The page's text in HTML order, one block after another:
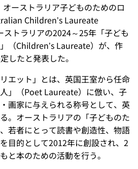
ーストラリア子どものためのロ
Children’s Laureate
トラリアの2024～25年「子ども
（Children’s Laureate）が、作
したと発表した。
エット」とは、英国王室から任命
」（Poet Laureate）に倣い、子
画家に与えられる称号として、英
。オーストラリアの「子どものた
若者にとって読書や創造性、物語
目的として2012年に創設され、2
と本のための活動を行う。